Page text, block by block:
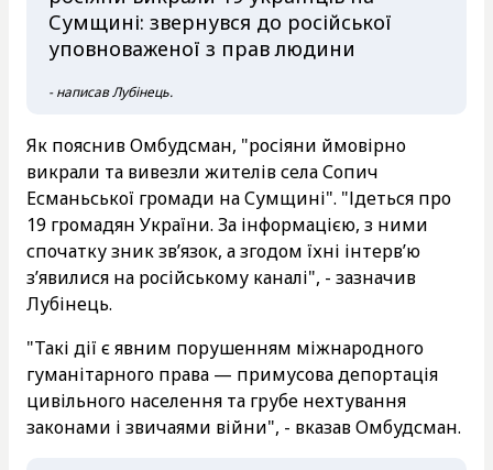
Сумщині: звернувся до російської
уповноваженої з прав людини
- написав Лубінець.
Як пояснив Омбудсман, "росіяни ймовірно
викрали та вивезли жителів села Сопич
Есманьської громади на Сумщині". "Ідеться про
19 громадян України. За інформацією, з ними
спочатку зник зв’язок, а згодом їхні інтерв’ю
з’явилися на російському каналі", - зазначив
Лубінець.
"Такі дії є явним порушенням міжнародного
гуманітарного права — примусова депортація
цивільного населення та грубе нехтування
законами і звичаями війни", - вказав Омбудсман.